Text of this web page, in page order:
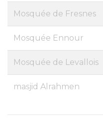
Mosquée de Fresnes
Mosquée Ennour
Mosquée de Levallois
masjid Alrahmen